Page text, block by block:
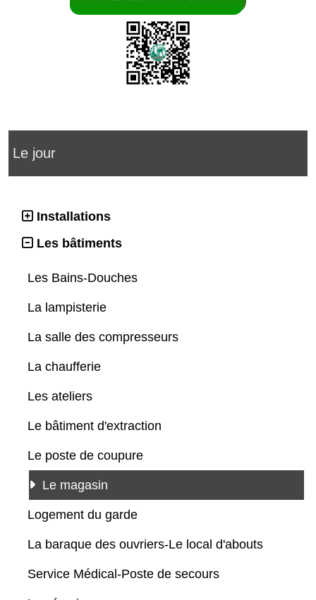
Le jour
Installations
Les bâtiments
Les Bains-Douches
La lampisterie
La salle des compresseurs
La chaufferie
Les ateliers
Le bâtiment d'extraction
Le poste de coupure
Le magasin
Logement du garde
La baraque des ouvriers-Le local d'abouts
Service Médical-Poste de secours